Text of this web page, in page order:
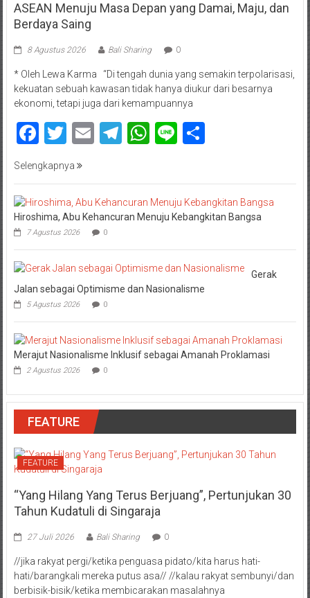
ASEAN Menuju Masa Depan yang Damai, Maju, dan
Berdaya Saing
8 Agustus 2026 Bali Sharing 0
* Oleh Lewa Karma “Di tengah dunia yang semakin terpolarisasi,
kekuatan sebuah kawasan tidak hanya diukur dari besarnya
ekonomi, tetapi juga dari kemampuannya
Facebook
Twitter
EmailTelegram
WhatsApp
LineShare
Selengkapnya
Hiroshima, Abu Kehancuran Menuju Kebangkitan Bangsa
7 Agustus 2026 0
Gerak
Jalan sebagai Optimisme dan Nasionalisme
5 Agustus 2026 0
Merajut Nasionalisme Inklusif sebagai Amanah Proklamasi
2 Agustus 2026 0
FEATURE
FEATURE
“Yang Hilang Yang Terus Berjuang”, Pertunjukan 30
Tahun Kudatuli di Singaraja
27 Juli 2026 Bali Sharing 0
//jika rakyat pergi/ketika penguasa pidato/kita harus hati-
hati/barangkali mereka putus asa// //kalau rakyat sembunyi/dan
berbisik-bisik/ketika membicarakan masalahnya